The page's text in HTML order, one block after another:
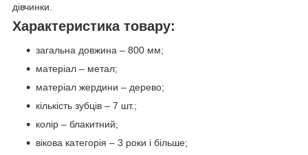
дівчинки.
Характеристика товару:
загальна довжина – 800 мм;
матеріал – метал;
матеріал жердини – дерево;
кількість зубців – 7 шт.;
колір – блакитний;
вікова категорія – 3 роки і більше;